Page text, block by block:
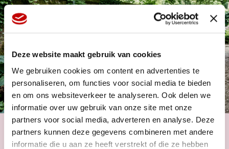
Deze website maakt gebruik van cookies
We gebruiken cookies om content en advertenties te
personaliseren, om functies voor social media te bieden
en om ons websiteverkeer te analyseren. Ook delen we
informatie over uw gebruik van onze site met onze
partners voor social media, adverteren en analyse. Deze
partners kunnen deze gegevens combineren met andere
informatie die u aan ze heeft verstrekt of die ze hebben
HOSTA
20 de Abril, 2026